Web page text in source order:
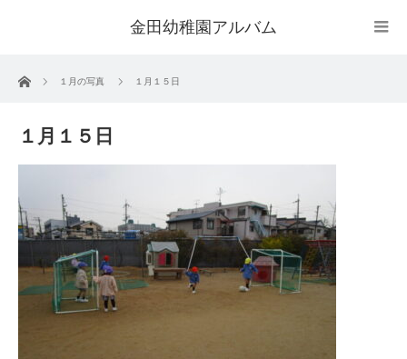
金田幼稚園アルバム
ホーム １月の写真 １月１５日
１月１５日